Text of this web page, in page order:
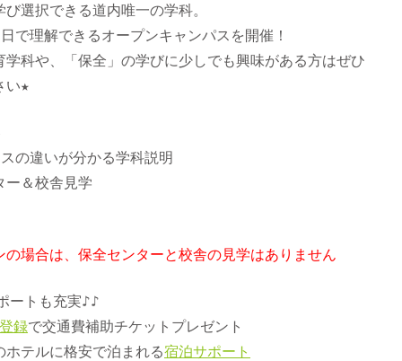
び選択できる道内唯一の学科。
で理解できるオープンキャンパスを開催！
学科や、「保全」の学びに少しでも興味がある方はぜひ
い★
の違いが分かる学科説明
ー＆校舎見学
場合は、保全センターと校舎の見学はありません
ートも充実♪♪
録で交通費補助チケットプレゼント
ホテルに格安で泊まれる宿泊サポート